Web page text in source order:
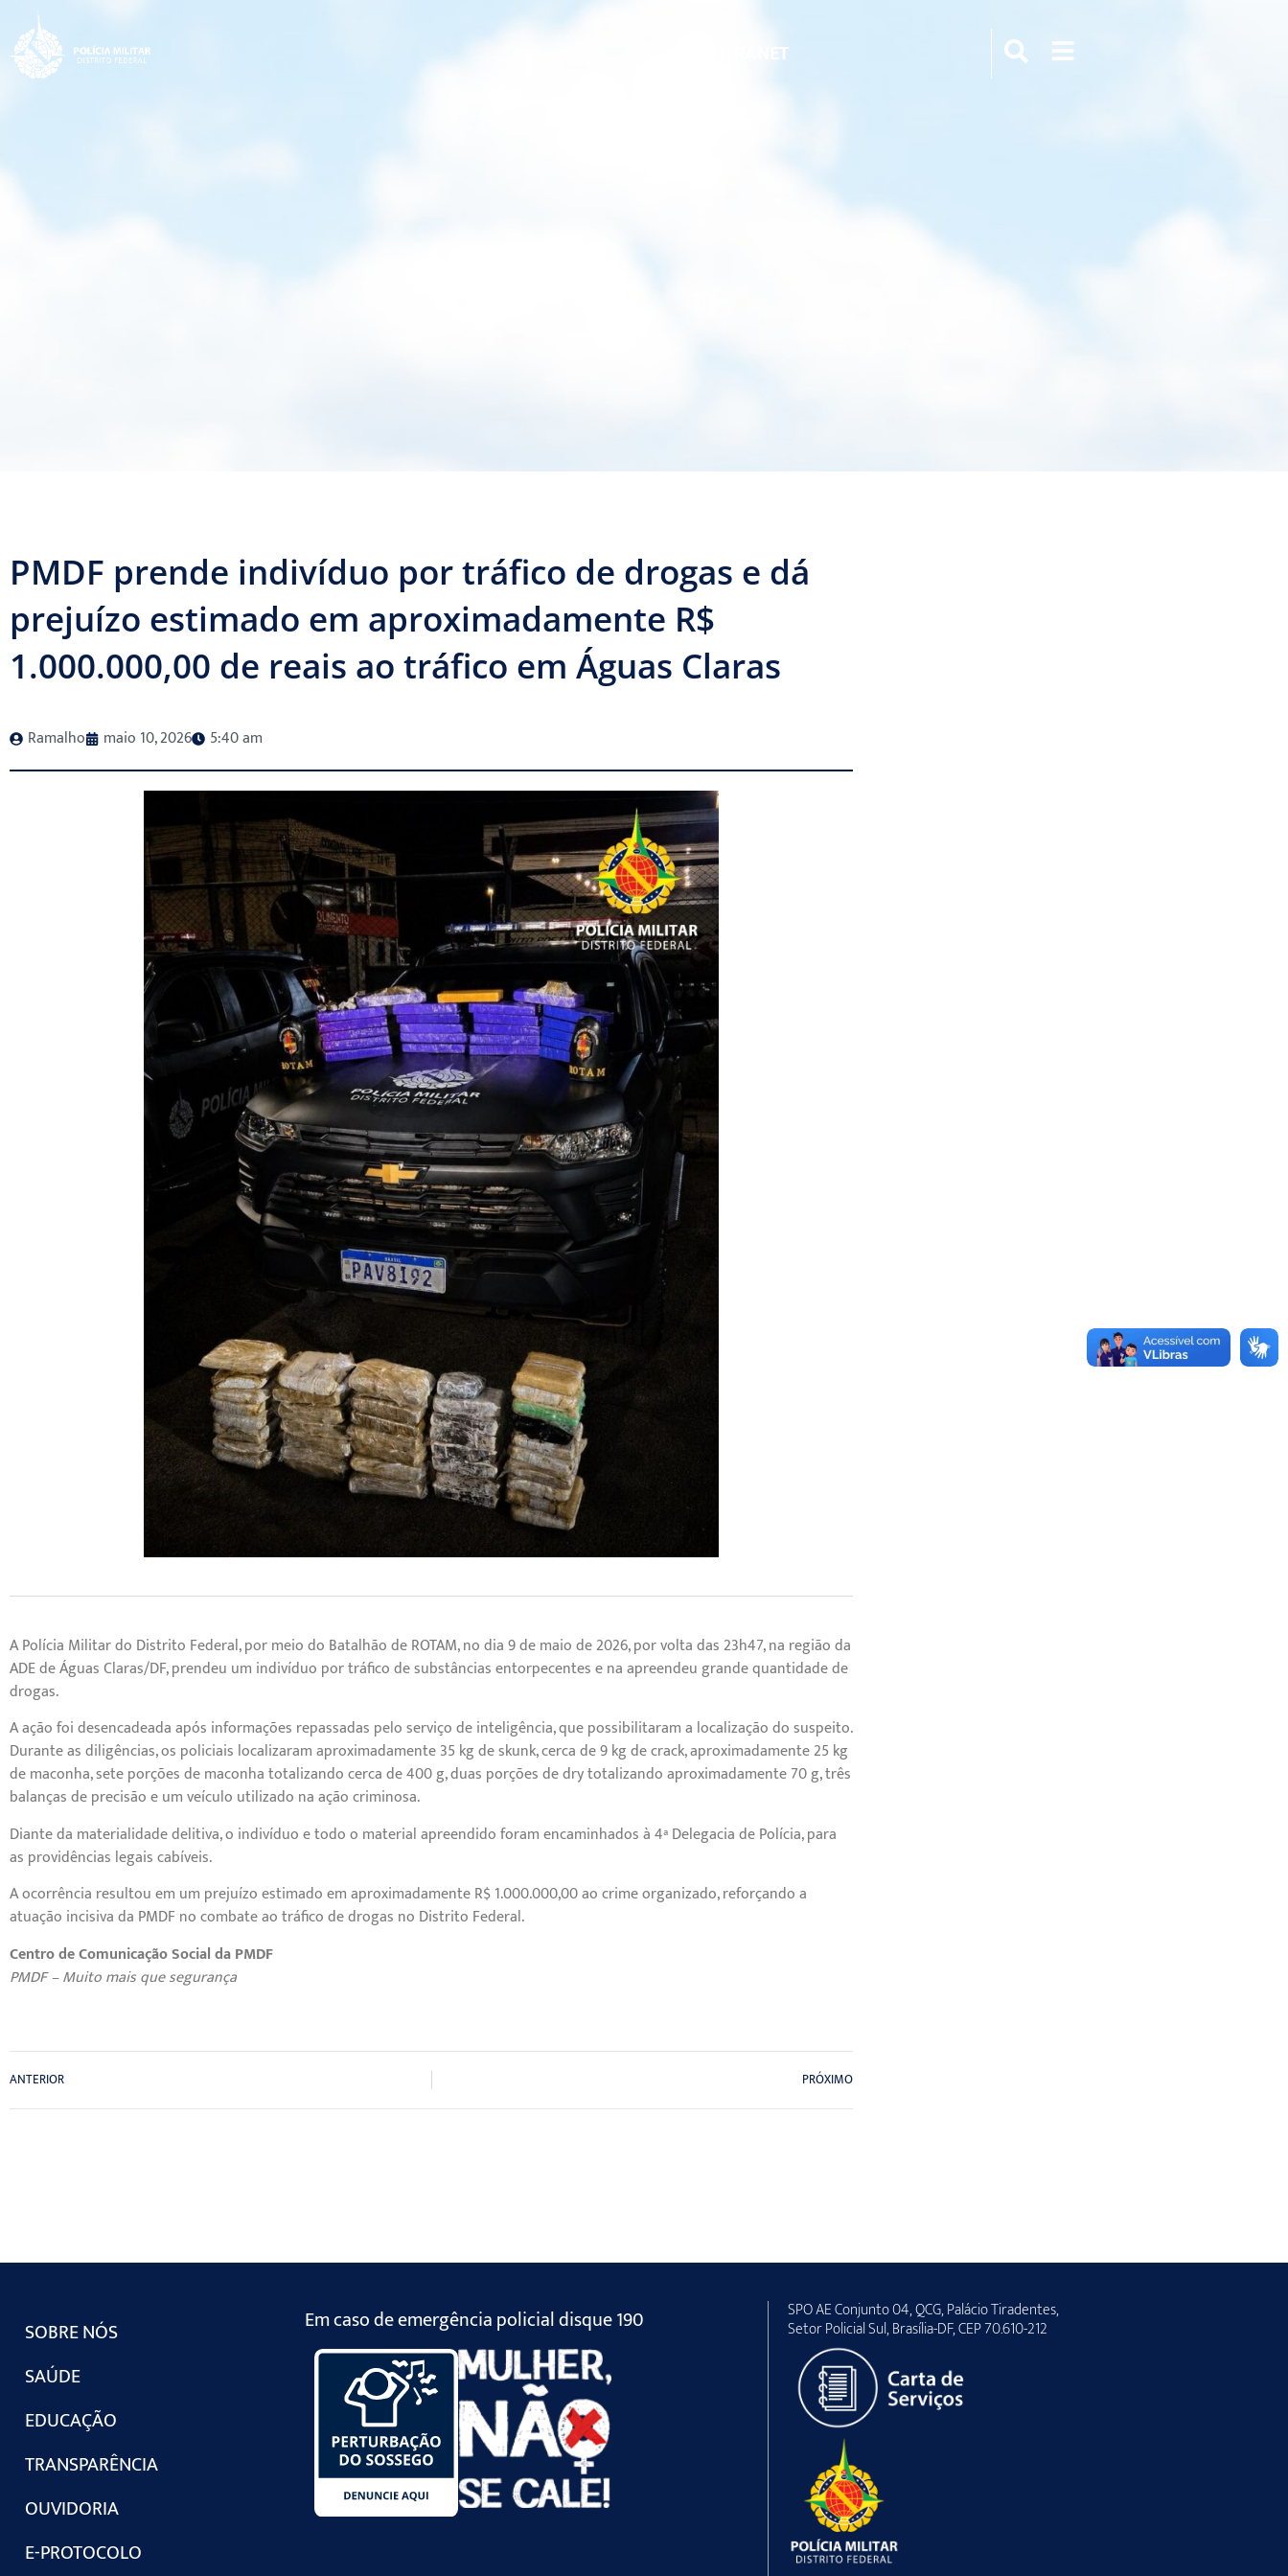
INTRANET
PMDF prende indivíduo por tráfico de drogas e dá
prejuízo estimado em aproximadamente R$
1.000.000,00 de reais ao tráfico em Águas Claras
Ramalho maio 10, 2026 5:40 am
A Polícia Militar do Distrito Federal, por meio do Batalhão de ROTAM, no dia 9 de maio de 2026, por volta das 23h47, na região da
ADE de Águas Claras/DF, prendeu um indivíduo por tráfico de substâncias entorpecentes e na apreendeu grande quantidade de
drogas.
A ação foi desencadeada após informações repassadas pelo serviço de inteligência, que possibilitaram a localização do suspeito.
Durante as diligências, os policiais localizaram aproximadamente 35 kg de skunk, cerca de 9 kg de crack, aproximadamente 25 kg
de maconha, sete porções de maconha totalizando cerca de 400 g, duas porções de dry totalizando aproximadamente 70 g, três
balanças de precisão e um veículo utilizado na ação criminosa.
Diante da materialidade delitiva, o indivíduo e todo o material apreendido foram encaminhados à 4ª Delegacia de Polícia, para
as providências legais cabíveis.
A ocorrência resultou em um prejuízo estimado em aproximadamente R$ 1.000.000,00 ao crime organizado, reforçando a
atuação incisiva da PMDF no combate ao tráfico de drogas no Distrito Federal.
Centro de Comunicação Social da PMDF
PMDF – Muito mais que segurança
ANTERIOR PRÓXIMO
SOBRE NÓS
SAÚDE
EDUCAÇÃO
TRANSPARÊNCIA
OUVIDORIA
E-PROTOCOLO
Em caso de emergência policial disque 190 SPO AE Conjunto 04, QCG, Palácio Tiradentes,
Setor Policial Sul, Brasília-DF, CEP 70.610-212